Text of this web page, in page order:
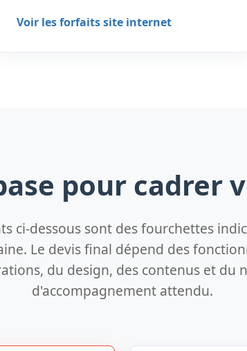
Voir les forfaits site internet
pour cadrer
ci-dessous sont des fourchettes
Le devis final dépend des
du design, des contenus et du
d'accompagnement attendu.